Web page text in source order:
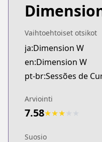
Vaihtoehtoiset otsikot
ja:Dimension W
en:Dimension W
pt-br:Sessões de
Arviointi
7.58★★★
Suosio